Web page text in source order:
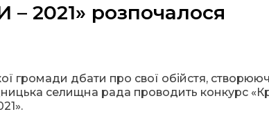
2021» розпочалося
громади дбати про свої обійстя,
селищна рада проводить конкурс